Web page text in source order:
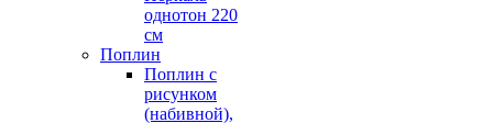
однотон 220
см
Поплин
Поплин с
рисунком
(набивной),